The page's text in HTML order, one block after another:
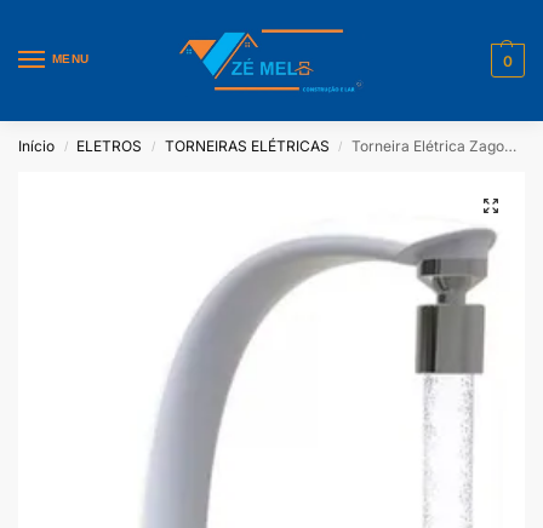
MENU 0
Início / ELETROS / TORNEIRAS ELÉTRICAS / Torneira Elétrica Zagonel Prima – Branca touch 127V